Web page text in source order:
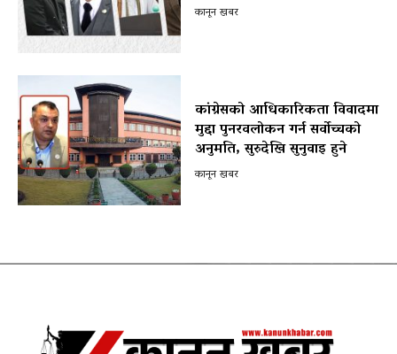
कानून खबर
कांग्रेसको आधिकारिकता विवादमा
मुद्दा पुनरवलोकन गर्न सर्वोच्चको
अनुमति, सुरुदेखि सुनुवाइ हुने
कानून खबर